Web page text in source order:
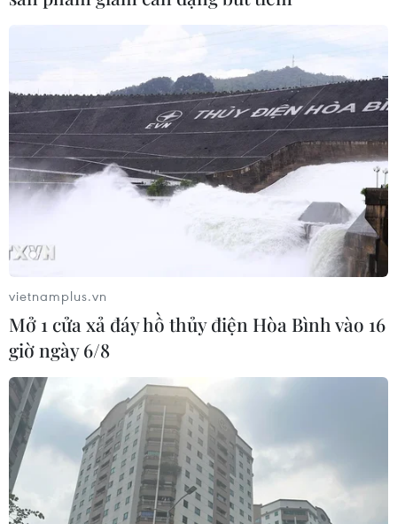
vietnamplus.vn
Mở 1 cửa xả đáy hồ thủy điện Hòa Bình vào 16
giờ ngày 6/8